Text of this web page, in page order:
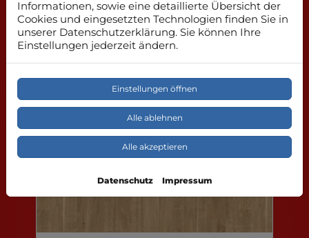
23 SCHWARZWALDEICHE HELL
Informationen, sowie eine detaillierte Übersicht der
Cookies und eingesetzten Technologien finden Sie in
unserer Datenschutzerklärung. Sie können Ihre
Einstellungen jederzeit ändern.
Einstellungen öffnen
Alle ablehnen
Alle akzeptieren
Datenschutz Impressum